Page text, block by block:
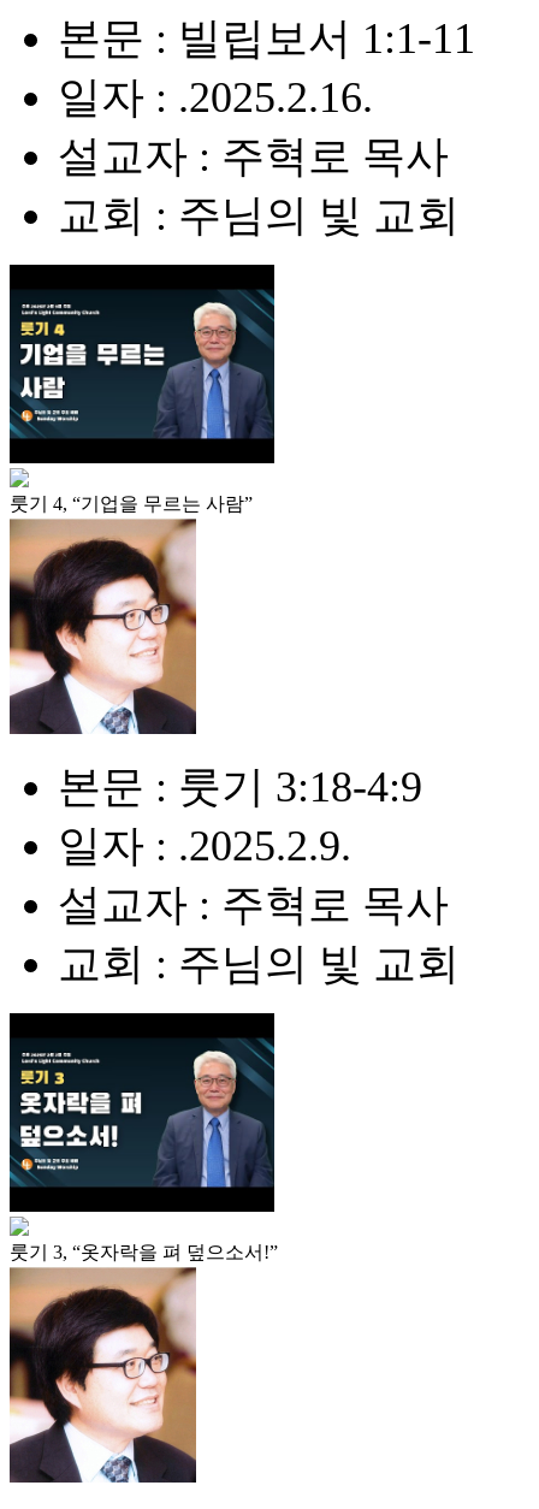
본문 : 빌립보서 1:1-11
일자 : .2025.2.16.
설교자 : 주혁로 목사
교회 : 주님의 빛 교회
룻기 4, “기업을 무르는 사람”
본문 : 룻기 3:18-4:9
일자 : .2025.2.9.
설교자 : 주혁로 목사
교회 : 주님의 빛 교회
룻기 3, “옷자락을 펴 덮으소서!”